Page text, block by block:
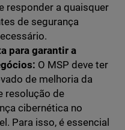
responder a quaisquer
de segurança
para garantir a
O MSP deve ter
de melhoria da
resolução de
cibernética no
Para isso, é essencial